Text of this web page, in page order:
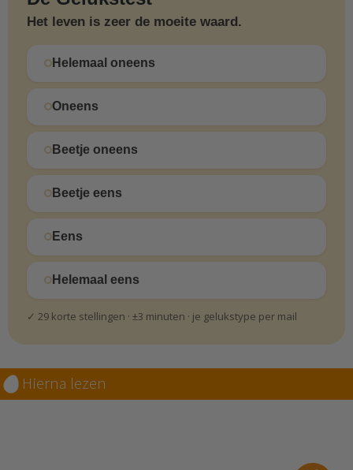
Het leven is zeer de moeite waard.
Helemaal oneens
Oneens
Beetje oneens
Beetje eens
Eens
Helemaal eens
✓ 29 korte stellingen · ±3 minuten · je gelukstype per mail
Hierna lezen